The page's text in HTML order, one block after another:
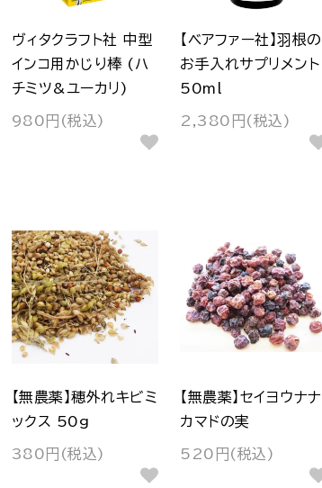
ヴィタクラフト社 中型
インコ用かじり棒 (ハ
チミツ&ユーカリ)
980円(税込)
【ベアファー社】羽根の
お手入れサプリメント
50ml
2,380円(税込)
【無農薬】穂外れキビミ
ックス 50g
380円(税込)
【無農薬】セイヨウナナ
カマドの実
520円(税込)